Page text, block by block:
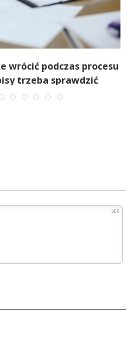
wrócić podczas procesu
trzeba sprawdzić
500